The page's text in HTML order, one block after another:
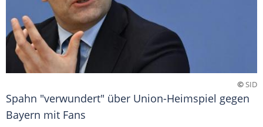
©SID
Spahn "verwundert" über Union-Heimspiel gegen
Bayern mit Fans